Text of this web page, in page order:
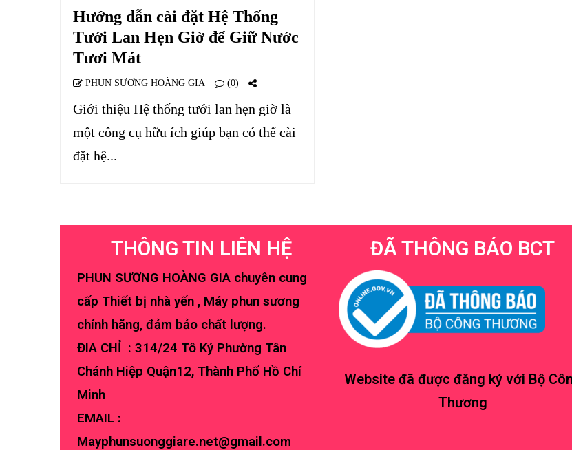
Hướng dẫn cài đặt Hệ Thống
Tưới Lan Hẹn Giờ để Giữ Nước
Tươi Mát
PHUN SƯƠNG HOÀNG GIA (0)
Giới thiệu Hệ thống tưới lan hẹn giờ là
một công cụ hữu ích giúp bạn có thể cài
đặt hệ...
THÔNG TIN LIÊN HỆ
PHUN SƯƠNG HOÀNG GIA chuyên cung
cấp Thiết bị nhà yến , Máy phun sương
chính hãng, đảm bảo chất lượng.
ĐIA CHỈ : 314/24 Tô Ký Phường Tân
Chánh Hiệp Quận12, Thành Phố Hồ Chí
Minh
EMAIL :
Mayphunsuonggiare.net@gmail.com
ĐÃ THÔNG BÁO BCT
Website đã được đăng ký với Bộ
Thương